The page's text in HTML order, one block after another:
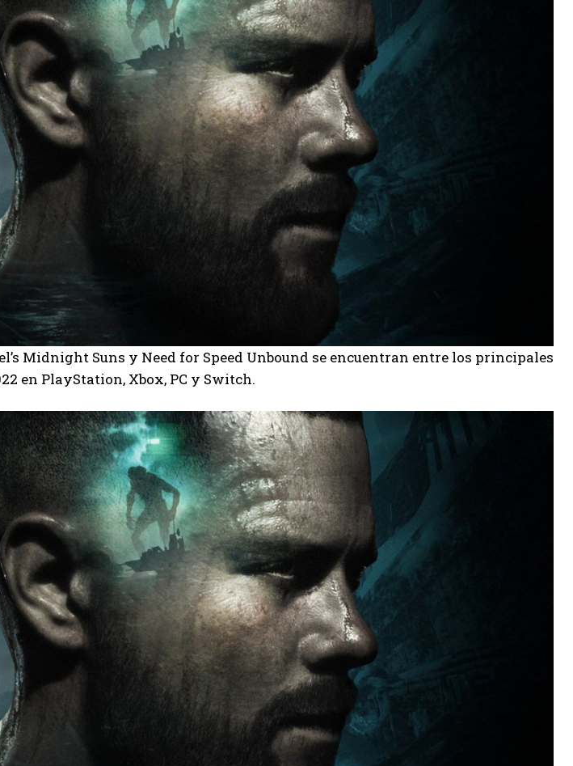
IN
Policy
Midnight Suns y Need for Speed ​​Unbound se encuentran entre los principales
en PlayStation, Xbox, PC y Switch.